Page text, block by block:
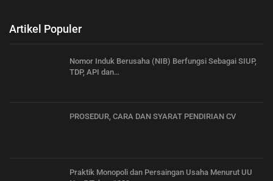
Artikel Populer
Nomor Induk Berusaha (NIB) Berfungsi Sebagai SIUP,
TDP, API dan…
PROSEDUR, CARA DAN SYARAT PENDIRIAN CV
Praktik Monopoli dan Persaingan Usaha Menurut UU